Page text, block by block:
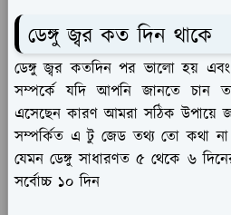
ডেঙ্গু জ্বর কত দিন থাকে
ডেঙ্গু জ্বর কতদিন পর ভালো হয়
সম্পর্কে যদি আপনি জানতে চান
এসেছেন কারণ আমরা সঠিক উপায়ে
সম্পর্কিত এ টু জেড তথ্য তো কথা
যেমন ডেঙ্গু সাধারণত ৫ থেকে ৬
সর্বোচ্চ ১০ দিন